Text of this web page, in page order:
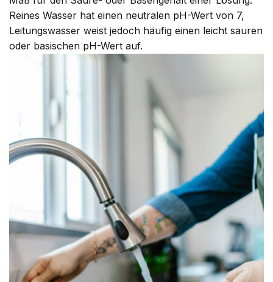
Reines Wasser hat einen neutralen pH-Wert von 7,
Leitungswasser weist jedoch häufig einen leicht sauren
oder basischen pH-Wert auf.